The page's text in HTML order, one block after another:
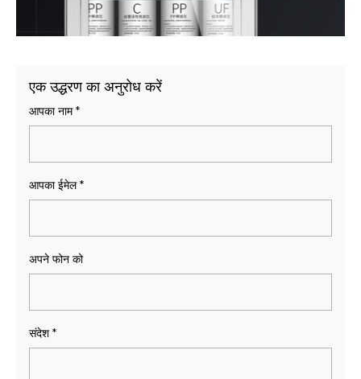
एक उद्धरण का अनुरोध करें
आपका नाम *
आपका ईमेल *
अपने फोन को
संदेश *